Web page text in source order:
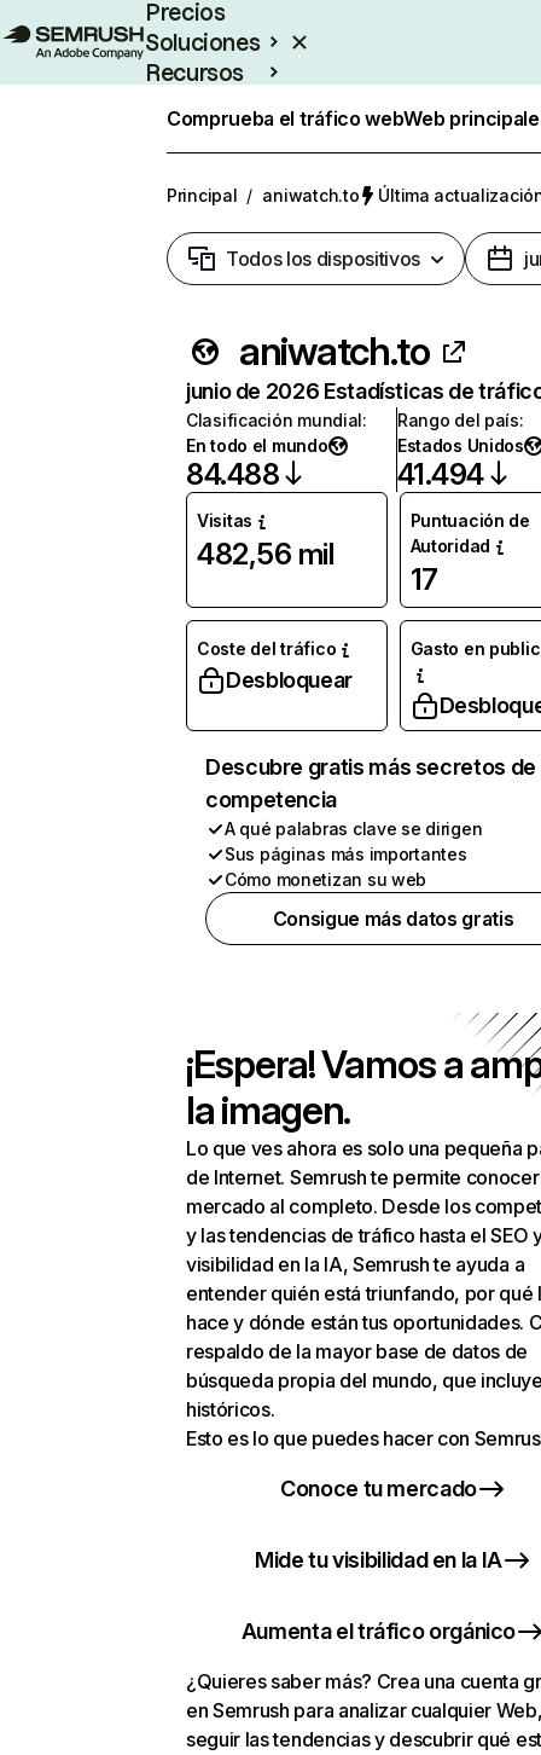
Precios
Soluciones
Recursos
Comprueba el tráfico webWeb
Principal / aniwatch.to Última
Todos los dispositivos
aniwatch.to
junio de 2026 Estadísticas de
Clasificación mundial:
En todo el mundo
84.488
Rango del país:
Estados Unidos
41.494
Visitas
482,56 mil
Puntuación de
Autoridad
17
Coste del tráfico
Desbloquear
Gasto en
Descubre gratis más secretos de
competencia
A qué palabras clave se dirigen
Sus páginas más importantes
Cómo monetizan su web
Consigue más datos gratis
¡Espera! Vamos a
la imagen.
Lo que ves ahora es solo una pequeña
de Internet. Semrush te permite
mercado al completo. Desde los
y las tendencias de tráfico hasta el SEO
visibilidad en la IA, Semrush te ayuda a
entender quién está triunfando, por qué
hace y dónde están tus oportunidades.
respaldo de la mayor base de datos de
búsqueda propia del mundo, que
históricos.
Esto es lo que puedes hacer con
Conoce tu mercado
Mide tu visibilidad en la IA
Aumenta el tráfico orgánico
¿Quieres saber más? Crea una cuenta
en Semrush para analizar cualquier
seguir las tendencias y descubrir qué